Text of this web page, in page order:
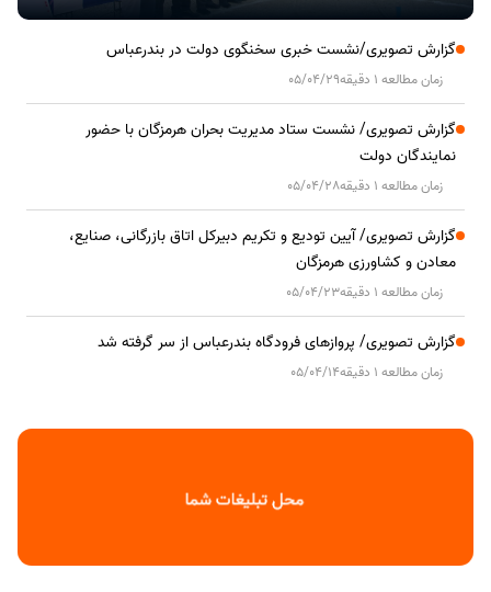
گزارش تصویری/نشست خبری سخنگوی دولت در بندرعباس
زمان مطالعه 1 دقیقه 05/04/29
گزارش تصویری/ نشست ستاد مدیریت بحران هرمزگان با حضور
نمایندگان دولت
زمان مطالعه 1 دقیقه 05/04/28
گزارش تصویری/ آیین تودیع و تکریم دبیرکل اتاق بازرگانی، صنایع،
معادن و کشاورزی هرمزگان
زمان مطالعه 1 دقیقه 05/04/23
گزارش تصویری/ پروازهای فرودگاه بندرعباس از سر گرفته شد
زمان مطالعه 1 دقیقه 05/04/14